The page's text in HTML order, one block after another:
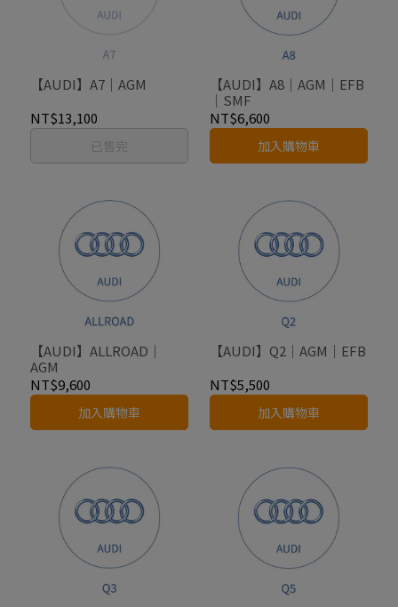
【AUDI】A7｜AGM
NT$13,100
已售完
【AUDI】A8｜AGM｜EFB
｜SMF
NT$6,600
加入購物車
【AUDI】ALLROAD｜
AGM
NT$9,600
加入購物車
【AUDI】Q2｜AGM｜EFB
NT$5,500
加入購物車